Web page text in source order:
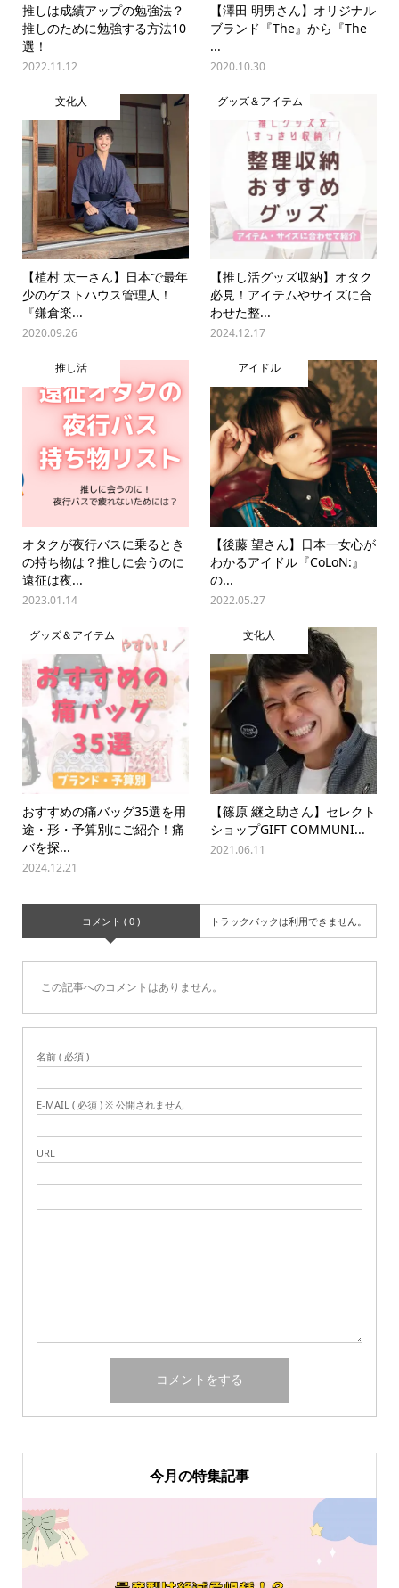
推しは成績アップの勉強法？
推しのために勉強する方法10
選！
2022.11.12
【澤田 明男さん】オリジナル
ブランド『The』から『The
...
2020.10.30
文化人
【植村 太一さん】日本で最年
少のゲストハウス管理人！
『鎌倉楽...
2020.09.26
グッズ＆アイテム
【推し活グッズ収納】オタク
必見！アイテムやサイズに合
わせた整...
2024.12.17
推し活
オタクが夜行バスに乗るとき
の持ち物は？推しに会うのに
遠征は夜...
2023.01.14
アイドル
【後藤 望さん】日本一女心が
わかるアイドル『CoLoN:』
の...
2022.05.27
グッズ＆アイテム
おすすめの痛バッグ35選を用
途・形・予算別にご紹介！痛
バを探...
2024.12.21
文化人
【篠原 継之助さん】セレクト
ショップGIFT COMMUNI...
2021.06.11
コメント ( 0 ) トラックバックは利用できません。
この記事へのコメントはありません。
名前 ( 必須 )
E-MAIL ( 必須 ) ※ 公開されません
URL
今月の特集記事